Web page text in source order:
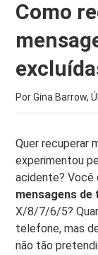
Como
Por Gina Barrow,
Quer recuperar
experimentou
acidente? Você
mensagens de
X/8/7/6/5?
telefone, mas
não tão